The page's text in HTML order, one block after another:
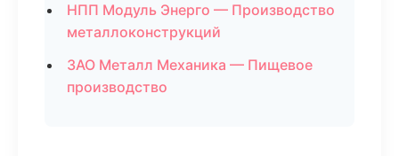
НПП Модуль Энерго — Производство
металлоконструкций
ЗАО Металл Механика — Пищевое
производство